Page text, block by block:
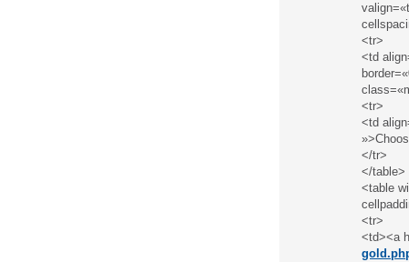
<tr>
<td
<tr>
<td
</tr>
</table>
<table
<tr>
<td><a